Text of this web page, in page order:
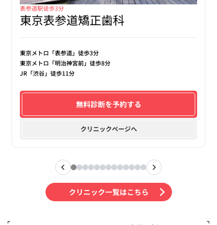
東京表参道矯正歯科
表参道駅徒歩3分
東京メトロ「表参道」徒歩3分
東京メトロ「明治神宮前」徒歩8分
JR「渋谷」徒歩11分
無料診断を予約する
クリニックページへ
クリニック一覧はこちら